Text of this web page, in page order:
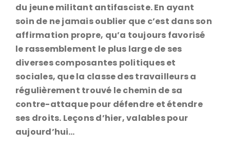
du jeune militant antifasciste. En ayant
soin de ne jamais oublier que c’est dans son
affirmation propre, qu’a toujours favorisé
le rassemblement le plus large de ses
diverses composantes politiques et
sociales, que la classe des travailleurs a
régulièrement trouvé le chemin de sa
contre-attaque pour défendre et étendre
ses droits. Leçons d’hier, valables pour
aujourd’hui…